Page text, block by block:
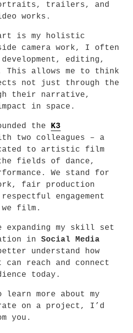
trailers, and
works.
is my holistic
camera work, I often
editing,
This allows me to think
not just through the
their narrative,
in space.
the K3
two colleagues – a
to artistic film
fields of dance,
We stand for
fair production
engagement
film.
my skill set
in Social Media
understand how
reach and connect
today.
more about my
on a project, I’d
you.